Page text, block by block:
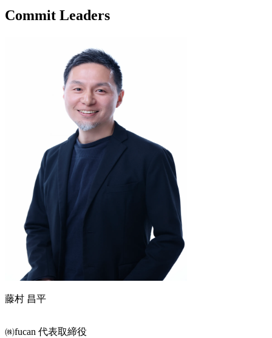
Commit Leaders
藤村 昌平
㈱fucan 代表取締役